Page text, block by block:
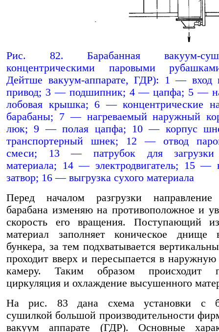
Рис. 82. Барабанная вакуум-
концентрическими паровыми
Дейтше вакуум-аппарате, ГДР): 1 —
привод; 3 — подшипник; 4 — цапфа; 5 —
лобовая крышка; 6 — концентрические
барабаны; 7 — нагреваемый наружный
люк; 9 — полая цапфа; 10 — корпус
транспортерный шнек; 12 — отвод
смеси; 13 — патрубок для загрузки
материала; 14 — электродвигатель; 15 —
затвор; 16 — выгрузка сухого материала
Перед началом разгрузки направление
барабана изменяю на противоположное и
скорость его вращения. Поступающий
материал заполняет коническое днище
бункера, за тем подхватывается
проходит вверх и пересыпается в наружную
камеру. Таким образом происходит
циркуляция и охлаждение высушенного
На рис. 83 дана схема установки с
сушилкой большой производительности
вакуум аппарате (ГДР). Основные